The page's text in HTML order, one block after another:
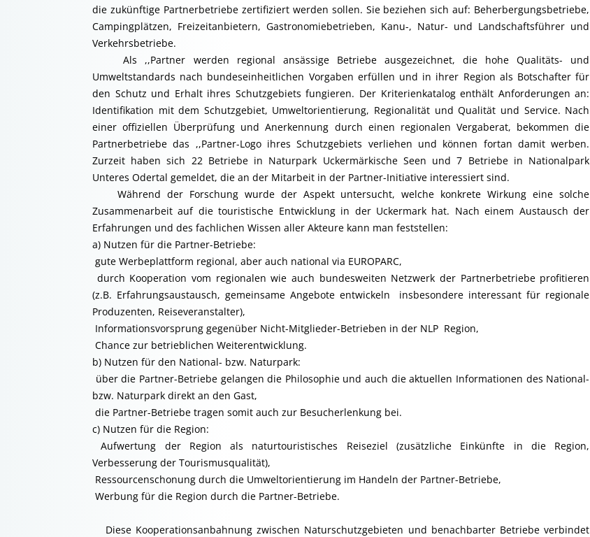
die zukünftige Partnerbetriebe zertifiziert werden sollen. Sie beziehen sich auf: Beherbergungsbetriebe,
Campingplätzen, Freizeitanbietern, Gastronomiebetrieben, Kanu-, Natur- und Landschaftsführer und
Verkehrsbetriebe.
Als ,,Partner werden regional ansässige Betriebe ausgezeichnet, die hohe Qualitäts- und
Umweltstandards nach bundeseinheitlichen Vorgaben erfüllen und in ihrer Region als Botschafter für
den Schutz und Erhalt ihres Schutzgebiets fungieren. Der Kriterienkatalog enthält Anforderungen an:
Identifikation mit dem Schutzgebiet, Umweltorientierung, Regionalität und Qualität und Service. Nach
einer offiziellen Überprüfung und Anerkennung durch einen regionalen Vergaberat, bekommen die
Partnerbetriebe das ,,Partner-Logo ihres Schutzgebiets verliehen und können fortan damit werben.
Zurzeit haben sich 22 Betriebe in Naturpark Uckermärkische Seen und 7 Betriebe in Nationalpark
Unteres Odertal gemeldet, die an der Mitarbeit in der Partner-Initiative interessiert sind.
Während der Forschung wurde der Aspekt untersucht, welche konkrete Wirkung eine solche
Zusammenarbeit auf die touristische Entwicklung in der Uckermark hat. Nach einem Austausch der
Erfahrungen und des fachlichen Wissen aller Akteure kann man feststellen:
a) Nutzen für die Partner-Betriebe:
 gute Werbeplattform regional, aber auch national via EUROPARC,
 durch Kooperation vom regionalen wie auch bundesweiten Netzwerk der Partnerbetriebe profitieren
(z.B. Erfahrungsaustausch, gemeinsame Angebote entwickeln  insbesondere interessant für regionale
Produzenten, Reiseveranstalter),
 Informationsvorsprung gegenüber Nicht-Mitglieder-Betrieben in der NLP  Region,
 Chance zur betrieblichen Weiterentwicklung.
b) Nutzen für den National- bzw. Naturpark:
 über die Partner-Betriebe gelangen die Philosophie und auch die aktuellen Informationen des National-
bzw. Naturpark direkt an den Gast,
 die Partner-Betriebe tragen somit auch zur Besucherlenkung bei.
c) Nutzen für die Region:
 Aufwertung der Region als naturtouristisches Reiseziel (zusätzliche Einkünfte in die Region,
Verbesserung der Tourismusqualität),
 Ressourcenschonung durch die Umweltorientierung im Handeln der Partner-Betriebe,
 Werbung für die Region durch die Partner-Betriebe.
Diese Kooperationsanbahnung zwischen Naturschutzgebieten und benachbarter Betriebe verbindet